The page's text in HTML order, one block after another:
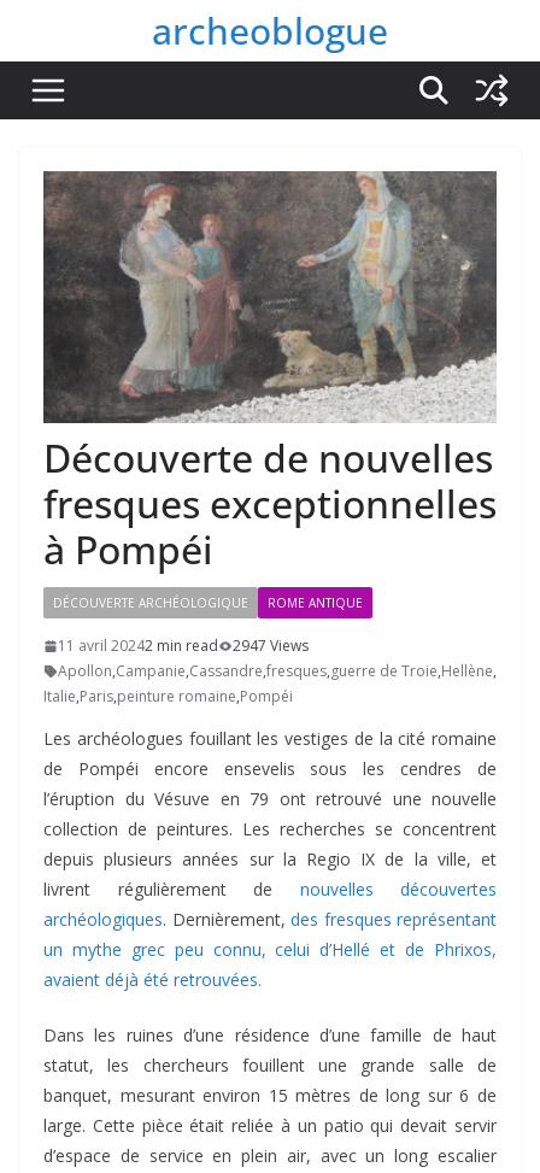
contenu
archeoblogue
Découverte de nouvelles
fresques exceptionnelles
à Pompéi
DÉCOUVERTE ARCHÉOLOGIQUE ROME ANTIQUE
11 avril 20242 min read
2947 Views
Apollon,Campanie,Cassandre,fresques,guerre de Troie,Hellène,
Italie,Paris,peinture romaine,Pompéi
Les archéologues fouillant les vestiges de la cité romaine
de Pompéi encore ensevelis sous les cendres de
l’éruption du Vésuve en 79 ont retrouvé une nouvelle
collection de peintures. Les recherches se concentrent
depuis plusieurs années sur la Regio IX de la ville, et
livrent régulièrement de nouvelles découvertes
archéologiques. Dernièrement, des fresques représentant
un mythe grec peu connu, celui d’Hellé et de Phrixos,
avaient déjà été retrouvées.
Dans les ruines d’une résidence d’une famille de haut
statut, les chercheurs fouillent une grande salle de
banquet, mesurant environ 15 mètres de long sur 6 de
large. Cette pièce était reliée à un patio qui devait servir
d’espace de service en plein air, avec un long escalier